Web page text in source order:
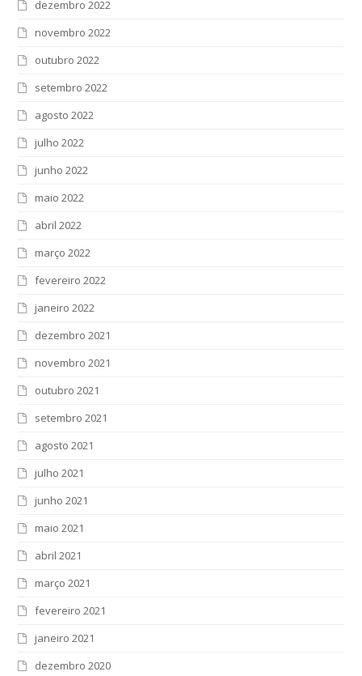
dezembro 2022
novembro 2022
outubro 2022
setembro 2022
agosto 2022
julho 2022
junho 2022
maio 2022
abril 2022
março 2022
fevereiro 2022
janeiro 2022
dezembro 2021
novembro 2021
outubro 2021
setembro 2021
agosto 2021
julho 2021
junho 2021
maio 2021
abril 2021
março 2021
fevereiro 2021
janeiro 2021
dezembro 2020